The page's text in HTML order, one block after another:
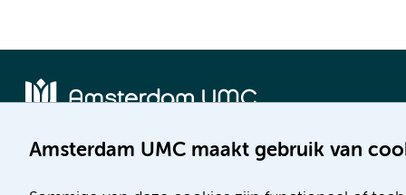
Amsterdam UMC maakt gebruik van